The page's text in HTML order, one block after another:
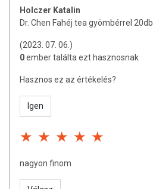
Holczer Katalin
Dr. Chen Fahéj tea gyömbérrel 20db
(2023. 07. 06.)
0ember találta ezt hasznosnak
Hasznos ez az értékelés?
Igen
nagyon finom